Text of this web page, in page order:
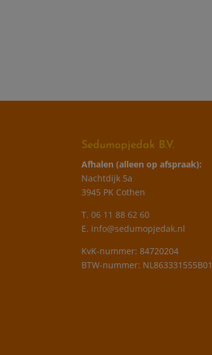
Sedumopjedak B.V.
Afhalen (alleen op afspraak):
Nachtdijk 5a
3945 PK Cothen
T.06 11 88 62 60
E. info@sedumopjedak.nl
KvK-nummer: 84720204
BTW-nummer: NL863331555B01